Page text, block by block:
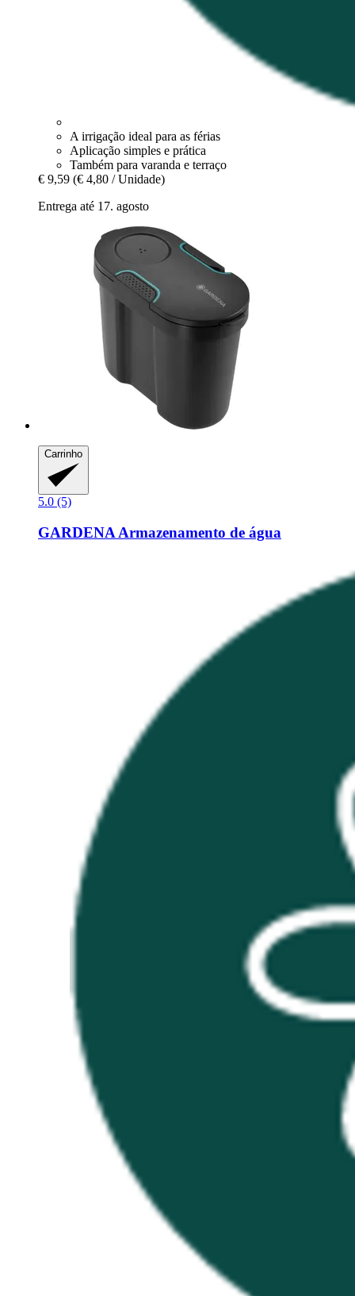
A irrigação ideal para as férias
Aplicação simples e prática
Também para varanda e terraço
€ 9,59 (€ 4,80 / Unidade)
Entrega até 17. agosto
Carrinho
5.0 (5)
GARDENA Armazenamento de água